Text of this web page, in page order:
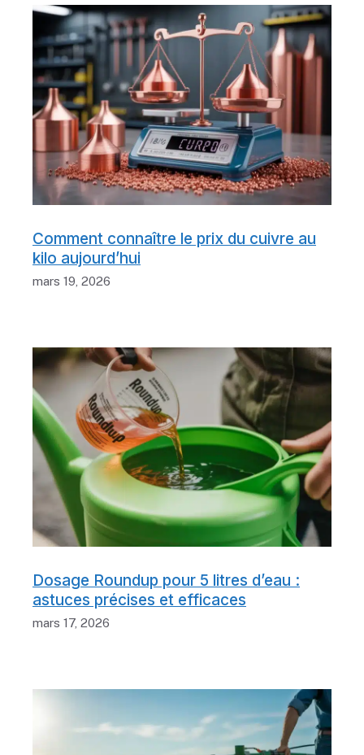
Comment connaître le prix du cuivre au
kilo aujourd’hui
mars 19, 2026
Dosage Roundup pour 5 litres d’eau :
astuces précises et efficaces
mars 17, 2026